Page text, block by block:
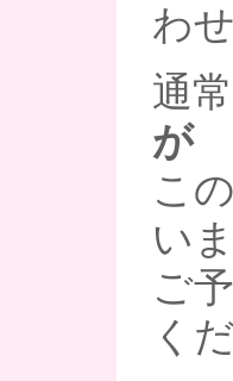
わ
通
が
こ
い
ご
く